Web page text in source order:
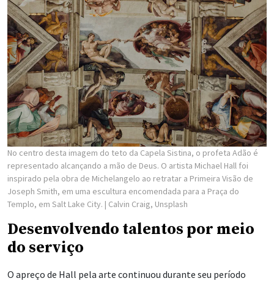
No centro desta imagem do teto da Capela Sistina, o profeta Adão é
representado alcançando a mão de Deus. O artista Michael Hall foi
inspirado pela obra de Michelangelo ao retratar a Primeira Visão de
Joseph Smith, em uma escultura encomendada para a Praça do
Templo, em Salt Lake City. | Calvin Craig, Unsplash
Desenvolvendo talentos por meio
do serviço
O apreço de Hall pela arte continuou durante seu período